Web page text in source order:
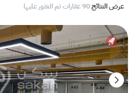
عرض النتائج90 عقارات تم العثور عليها